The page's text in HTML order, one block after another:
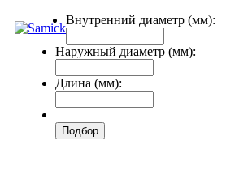
Внутренний диаметр (мм):
Наружный диаметр (мм):
Длина (мм):